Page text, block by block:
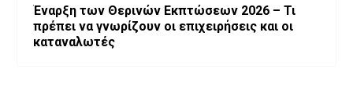
Έναρξη των Θερινών Εκπτώσεων 2026 – Τι
πρέπει να γνωρίζουν οι επιχειρήσεις και οι
καταναλωτές